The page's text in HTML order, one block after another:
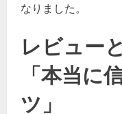
なりました。
レビュー
「本当に
ツ」